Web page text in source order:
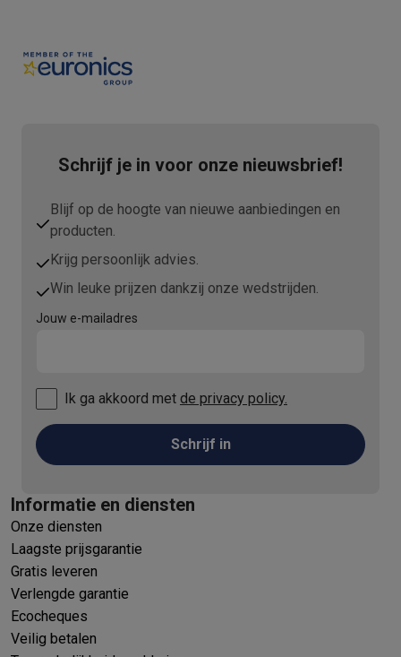
Schrijf je in voor onze nieuwsbrief!
Blijf op de hoogte van nieuwe aanbiedingen en
producten.
Krijg persoonlijk advies.
Win leuke prijzen dankzij onze wedstrijden.
Jouw e-mailadres
Ik ga akkoord met de privacy policy.
Schrijf in
Informatie en diensten
Onze diensten
Laagste prijsgarantie
Gratis leveren
Verlengde garantie
Ecocheques
Veilig betalen